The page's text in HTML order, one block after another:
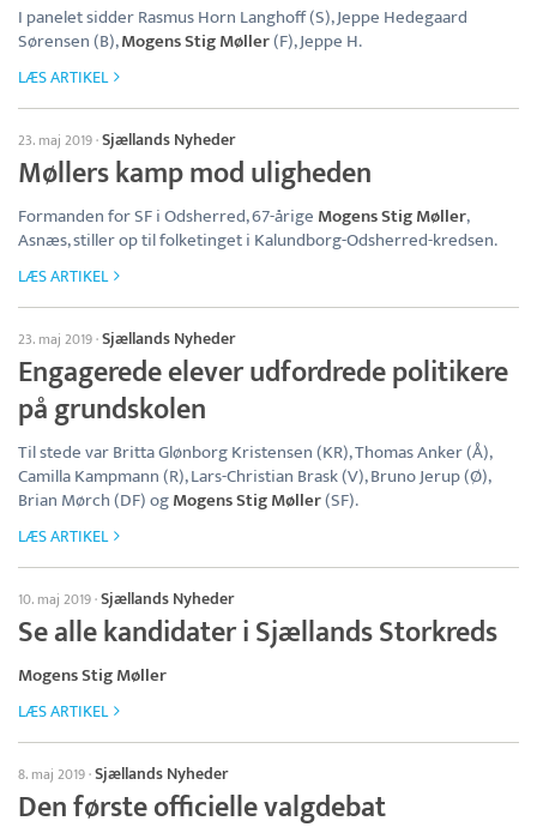
I panelet sidder Rasmus Horn Langhoff (S), Jeppe Hedegaard
Sørensen (B),Mogens Stig Møller(F), Jeppe H.
LÆS ARTIKEL
23. maj 2019·Sjællands Nyheder
Møllers kamp mod uligheden
Formanden for SF i Odsherred, 67-årige Mogens Stig Møller,
Asnæs, stiller op til folketinget i Kalundborg-Odsherred-kredsen.
LÆS ARTIKEL
23. maj 2019·Sjællands Nyheder
Engagerede elever udfordrede politikere
på grundskolen
Til stede var Britta Glønborg Kristensen (KR), Thomas Anker (Å),
Camilla Kampmann (R), Lars-Christian Brask (V), Bruno Jerup (Ø),
Brian Mørch (DF) ogMogens Stig Møller(SF).
LÆS ARTIKEL
10. maj 2019·Sjællands Nyheder
Se alle kandidater i Sjællands Storkreds
Mogens Stig Møller
LÆS ARTIKEL
8. maj 2019·Sjællands Nyheder
Den første officielle valgdebat